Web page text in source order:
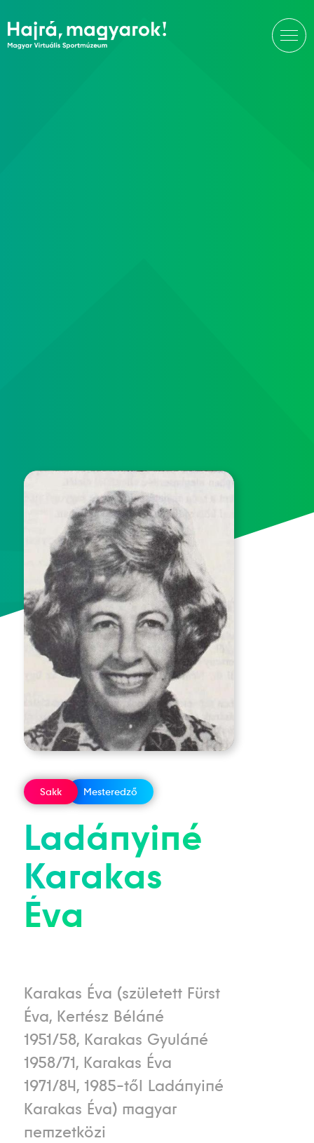
Sakk Mesteredző
Ladányiné
Karakas
Éva
Karakas Éva (született Fürst
Éva, Kertész Béláné
1951/58, Karakas Gyuláné
1958/71, Karakas Éva
1971/84, 1985-től Ladányiné
Karakas Éva) magyar
nemzetközi